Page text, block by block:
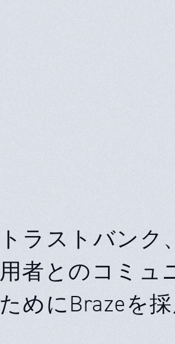
トラストバン
用者とのコミュ
ためにBrazeを